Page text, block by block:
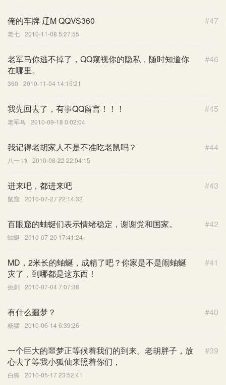
#47
俺的车牌 辽M QQVS360
老七 2010-11-08 5:27:55
#46
老军马你逃不掉了，QQ窥视你的隐私，随时知道你
在哪里。
360 2010-11-04 14:15:21
#45
我先回去了，有事QQ留言！！！
老军马 2010-09-18 0:02:04
#44
我记得老胡家人不是不准吃老鼠吗？
八一 帅 2010-08-22 22:04:15
#43
进来吧，都进来吧
鼠窟 2010-07-27 22:14:32
#42
百眼窟的蚰蜒们表示情绪稳定，谢谢党和国家。
蚰蜒 2010-07-20 17:41:24
#41
MD，2米长的蚰蜒，成精了吧？你家是不是闹蚰蜒
灾了，到哪都是这东西！
挑刺 2010-07-04 7:07:38
#40
有什么噩梦？
杨猛 2010-06-14 6:39:26
#39
一个巨大的噩梦正等候着我们的到来。老胡胖子，放
心去了等我小狐仙来照着你们，
白狐 2010-05-17 23:52:41